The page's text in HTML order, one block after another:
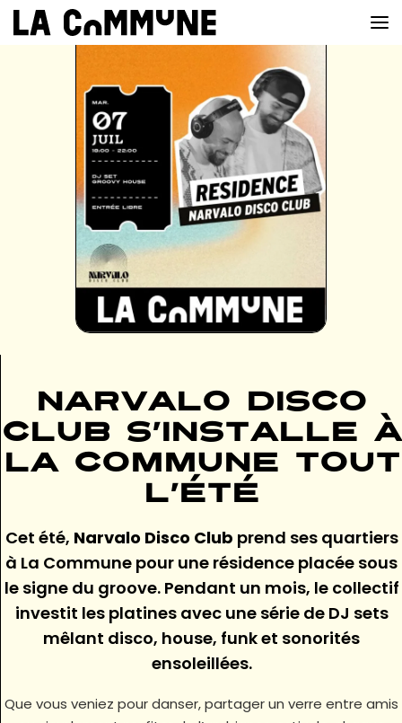
VOIR LA CARTE
CHEFS
PROG’
BAR
RESERVER
Narvalo Disco
Club s’installe à
La Commune tout
l’été
Cet été, Narvalo Disco Club prend ses quartiers
à La Commune pour une résidence placée sous
le signe du groove. Pendant un mois, le collectif
investit les platines avec une série de DJ sets
mêlant disco, house, funk et sonorités
ensoleillées.
Que vous veniez pour danser, partager un verre entre amis